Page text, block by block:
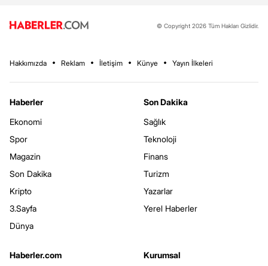
© Copyright 2026 Tüm Hakları Gizlidir.
Hakkımızda Reklam İletişim Künye Yayın İlkeleri
Haberler
Ekonomi
Spor
Magazin
Son Dakika
Kripto
3.Sayfa
Dünya
Son Dakika
Sağlık
Teknoloji
Finans
Turizm
Yazarlar
Yerel Haberler
Haberler.com
Kurumsal